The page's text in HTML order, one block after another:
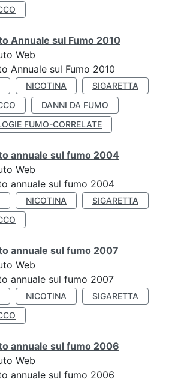
Annuale sul Fumo 2010
Web
Annuale sul Fumo 2010
NICOTINA
SIGARETTA
DANNI DA FUMO
FUMO-CORRELATE
annuale sul fumo 2004
Web
annuale sul fumo 2004
NICOTINA
SIGARETTA
annuale sul fumo 2007
Web
annuale sul fumo 2007
NICOTINA
SIGARETTA
annuale sul fumo 2006
Web
annuale sul fumo 2006